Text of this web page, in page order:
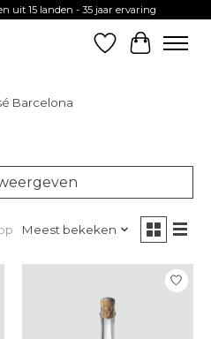
uit 15 landen - 35 jaar ervaring
Verlanglijst
Barcelona
Meest bekeken